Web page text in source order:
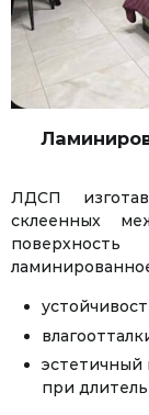
ЛДСП
склеенных
при